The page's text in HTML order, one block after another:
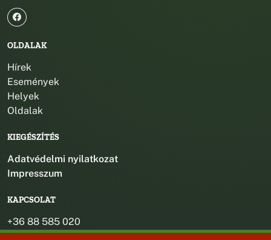
OLDALAK
Hírek
Események
Helyek
Oldalak
KIEGÉSZÍTÉS
Adatvédelmi nyilatkozat
Impresszum
KAPCSOLAT
+36 88 585 020
+36 30 442 8024